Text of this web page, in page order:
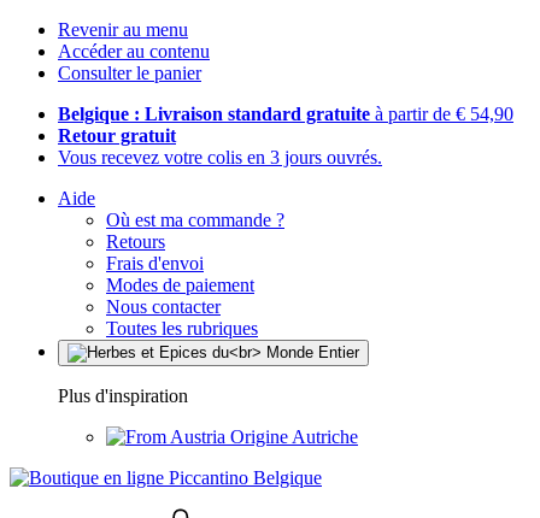
Revenir au menu
Accéder au contenu
Consulter le panier
Belgique : Livraison standard gratuite à partir de € 54,90
Retour gratuit
Vous recevez votre colis en 3 jours ouvrés.
Aide
Où est ma commande ?
Retours
Frais d'envoi
Modes de paiement
Nous contacter
Toutes les rubriques
Plus d'inspiration
Origine Autriche